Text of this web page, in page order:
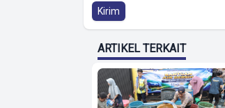
Kirim
ARTIKEL TERKAIT